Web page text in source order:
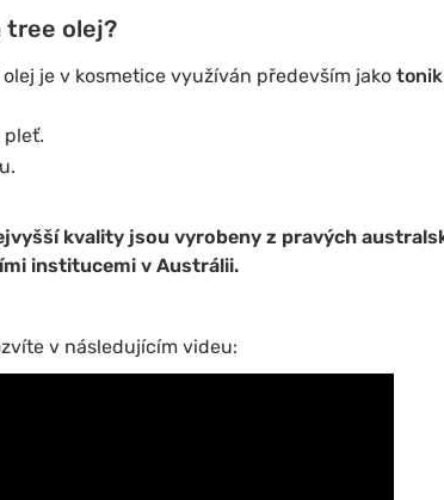
tree olej?
je v kosmetice využíván především jako
pleť.
kvality jsou vyrobeny z pravých
institucemi v Austrálii.
v následujícím videu: